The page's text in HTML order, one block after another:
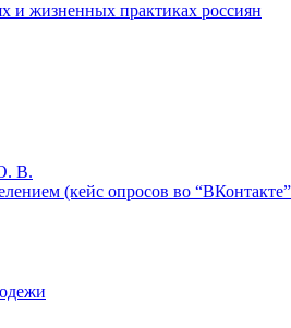
и жизненных практиках россиян
В.
(кейс опросов во